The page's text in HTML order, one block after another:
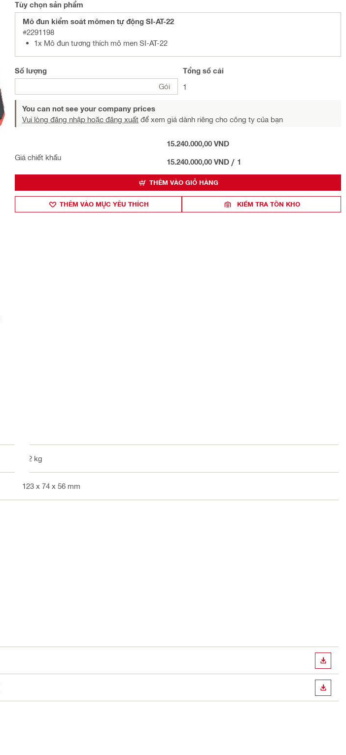
Tùy chọn sản phẩm
Mô đun kiểm soát mômen tự động SI-AT-22
#2291198
1x Mô đun tương thích mô men SI-AT-22
Số lượng
Gói
Tổng số cái
1
You can not see your company prices
Vui lòng đăng nhập hoặc đăng xuất để xem giá dành riêng cho công ty của bạn
Giá chiết khấu
15.240.000,00 VND
15.240.000,00 VND / 1
THÊM VÀO GIỎ HÀNG
THÊM VÀO MỤ̣C YÊU THÍCH KIỂM TRA TỒN KHO
0.2 kg
123 x 74 x 56 mm
TẢI
TẢI